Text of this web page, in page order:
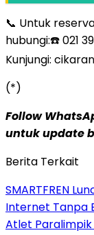
📞 Untuk
hubungi:☎️ 021
Kunjungi:
(*)
Follow
untuk update
Berita Terkait
SMARTFREN
Internet Tanpa
Atlet Paralimpik